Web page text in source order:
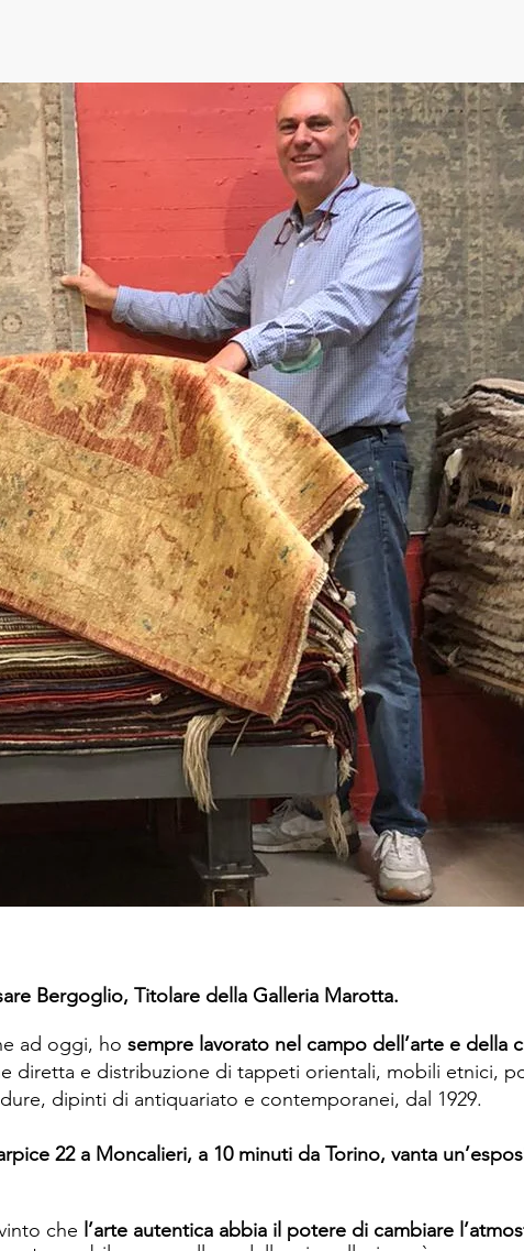
Bergoglio, Titolare della Galleria Marotta.
ad oggi, hosempre lavorato nel campo dell’arte e della
diretta e distribuzione di tappeti orientali, mobili etnici,
dipinti di antiquariato e contemporanei, dal 1929.
22 a Moncalieri, a 10 minuti da Torino, vanta
che l’arte autentica abbia il potere di cambiare